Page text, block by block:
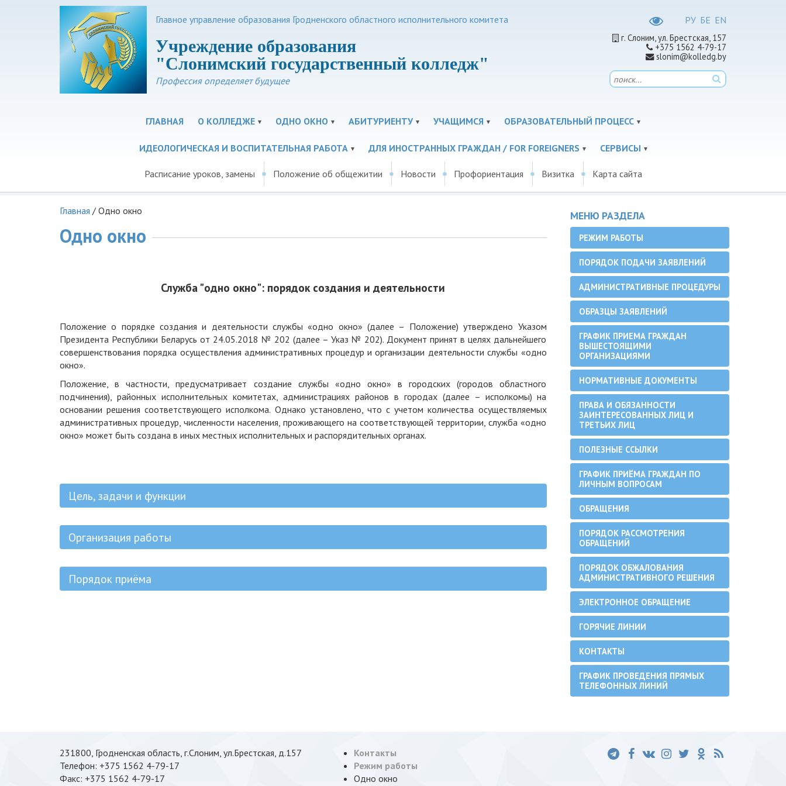
РУ БЕ EN
г. Слоним, ул. Брестская, 157
+375 1562 4-79-17
slonim@kolledg.by
Главное управление образования Гродненского областного исполнительного комитета
Учреждение образования
"Слонимский государственный колледж"
Профессия определяет будущее
ГЛАВНАЯ О КОЛЛЕДЖЕ ОДНО ОКНО АБИТУРИЕНТУ УЧАЩИМСЯ ОБРАЗОВАТЕЛЬНЫЙ ПРОЦЕСС
ИДЕОЛОГИЧЕСКАЯ И ВОСПИТАТЕЛЬНАЯ РАБОТА ДЛЯ ИНОСТРАННЫХ ГРАЖДАН / FOR FOREIGNERS СЕРВИСЫ
Расписание уроков, замены Положение об общежитии Новости Профориентация Визитка Карта сайта
Главная / Одно окно
Одно окно
Служба "одно окно": порядок создания и деятельности
Положение о порядке создания и деятельности службы «одно окно» (далее – Положение) утверждено Указом
Президента Республики Беларусь от 24.05.2018 № 202 (далее – Указ № 202). Документ принят в целях дальнейшего
совершенствования порядка осуществления административных процедур и организации деятельности службы «одно
окно».
Положение, в частности, предусматривает создание службы «одно окно» в городских (городов областного
подчинения), районных исполнительных комитетах, администрациях районов в городах (далее – исполкомы) на
основании решения соответствующего исполкома. Однако установлено, что с учетом количества осуществляемых
административных процедур, численности населения, проживающего на соответствующей территории, служба «одно
окно» может быть создана в иных местных исполнительных и распорядительных органах.
Цель, задачи и функции
Организация работы
Порядок приёма
МЕНЮ РАЗДЕЛА
РЕЖИМ РАБОТЫ
ПОРЯДОК ПОДАЧИ ЗАЯВЛЕНИЙ
АДМИНИСТРАТИВНЫЕ ПРОЦЕДУРЫ
ОБРАЗЦЫ ЗАЯВЛЕНИЙ
ГРАФИК ПРИЕМА ГРАЖДАН
ВЫШЕСТОЯЩИМИ
ОРГАНИЗАЦИЯМИ
НОРМАТИВНЫЕ ДОКУМЕНТЫ
ПРАВА И ОБЯЗАННОСТИ
ЗАИНТЕРЕСОВАННЫХ ЛИЦ И
ТРЕТЬИХ ЛИЦ
ПОЛЕЗНЫЕ ССЫЛКИ
ГРАФИК ПРИЁМА ГРАЖДАН ПО
ЛИЧНЫМ ВОПРОСАМ
ОБРАЩЕНИЯ
ПОРЯДОК РАССМОТРЕНИЯ
ОБРАЩЕНИЙ
ПОРЯДОК ОБЖАЛОВАНИЯ
АДМИНИСТРАТИВНОГО РЕШЕНИЯ
ЭЛЕКТРОННОЕ ОБРАЩЕНИЕ
ГОРЯЧИЕ ЛИНИИ
КОНТАКТЫ
ГРАФИК ПРОВЕДЕНИЯ ПРЯМЫХ
ТЕЛЕФОННЫХ ЛИНИЙ
231800, Гродненская область, г.Слоним, ул.Брестская, д.157
Телефон: +375 1562 4-79-17
Факс: +375 1562 4-79-17
Контакты
Режим работы
Одно окно